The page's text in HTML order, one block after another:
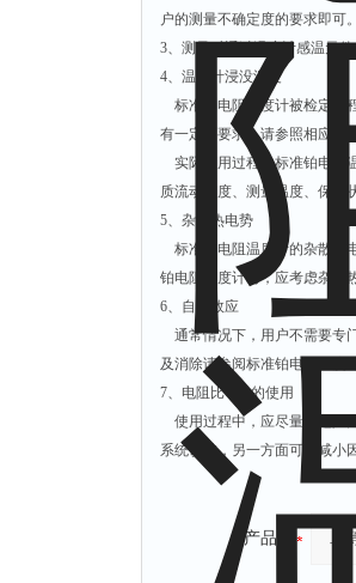
户的测量不确定度的要求即可
3、测量时通过温度计感温元
4、温度计浸没深度
标准铂电阻温度计被检定过
有一定的要求，请参照相应的
实际使用过程中标准铂电阻
质流动速度、测量温度、保温
5、杂散热电势
标准铂电阻温度计的杂散热
铂电阻温度计时，应考虑杂散
6、自热效应
通常情况下，用户不需要专
及消除请参阅标准铂电阻温度
7、电阻比W(t)的使用
使用过程中，应尽量用电阻
系统误差，另一方面可以减小
产品：